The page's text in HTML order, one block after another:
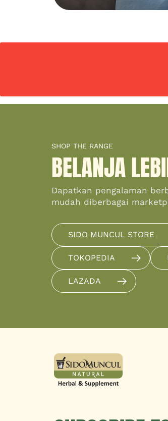
SHOP THE RANGE
BELANJA
Dapatkan pengalaman
mudah diberbagai
SIDO MUNCUL STORE
TOKOPEDIA
LAZADA